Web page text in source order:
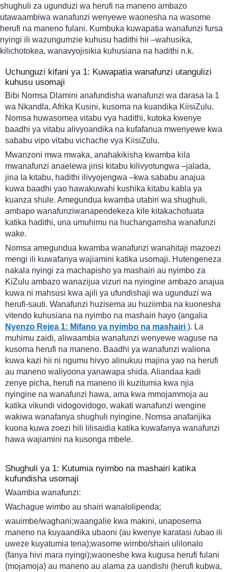
shughuli za ugunduzi wa herufi na maneno ambazo
utawaambiwa wanafunzi wenyewe waonesha na wasome
herufi na maneno fulani. Kumbuka kuwapatia wanafunzi fursa
nyingi ili wazungumzie kuhusu hadithi hii –wahusika,
kilichotokea, wanavyojisikia kuhusiana na hadithi n.k.
Uchunguzi kifani ya 1: Kuwapatia wanafunzi utangulizi
kuhusu usomaji
Bibi Nomsa Dlamini anafundisha wanafunzi wa darasa la 1
wa Nkandla, Afrika Kusini, kusoma na kuandika KiisiZulu.
Nomsa huwasomea vitabu vya hadithi, kutoka kwenye
baadhi ya vitabu alivyoandika na kufafanua mwenyewe kwa
sababu vipo vitabu vichache vya KiisiZulu.
Mwanzoni mwa mwaka, anahakikisha kwamba kila
mwanafunzi anaelewa jinsi kitabu kilivyotungwa –jalada,
jina la kitabu, hadithi ilivyojengwa –kwa sababu anajua
kuwa baadhi yao hawakuwahi kushika kitabu kabla ya
kuanza shule. Amegundua kwamba utabiri wa shughuli,
ambapo wanafunziwanapendekeza kile kitakachofuata
katika hadithi, una umuhimu na huchangamsha wanafunzi
wake.
Nomsa amegundua kwamba wanafunzi wanahitaji mazoezi
mengi ili kuwafanya wajiamini katika usomaji. Hutengeneza
nakala nyingi za machapisho ya mashairi au nyimbo za
KiZulu ambazo wanazijua vizuri na nyingine ambazo anajua
kuwa ni mahsusi kwa ajili ya ufundishaji wa ugunduzi wa
herufi-sauti. Wanafunzi huzisema au huziimba na kuonesha
vitendo kuhusiana na nyimbo na mashairi hayo (angalia
Nyenzo Rejea 1: Mifano ya nyimbo na mashairi ). La
muhimu zaidi, aliwaambia wanafunzi wenyewe waguse na
kusoma herufi na maneno. Baadhi ya wanafunzi waliona
kuwa kazi hii ni ngumu hivyo alinukuu majina yao na herufi
au maneno waliyoona yanawapa shida. Aliandaa kadi
zenye picha, herufi na maneno ili kuzitumia kwa njia
nyingine na wanafunzi hawa, ama kwa mmojammoja au
katika vikundi vidogovidogo, wakati wanafunzi wengine
wakiwa wanafanya shughuli nyingine. Nomsa anafarijika
kuona kuwa zoezi hili lilisaidia katika kuwafanya wanafunzi
hawa wajiamini na kusonga mbele.
Shughuli ya 1: Kutumia nyimbo na mashairi katika
kufundisha usomaji
Waambia wanafunzi:
Wachague wimbo au shairi wanalolipenda;
wauimbe/waghani;waangalie kwa makini, unaposema
maneno na kuyaandika ubaoni (au kwenye karatasi /ubao ili
uweze kuyatumia tena);wasome wimbo/shairi ulilonalo
(fanya hivi mara nyingi);waoneshe kwa kugusa herufi fulani
(mojamoja) au maneno au alama za uandishi (herufi kubwa,